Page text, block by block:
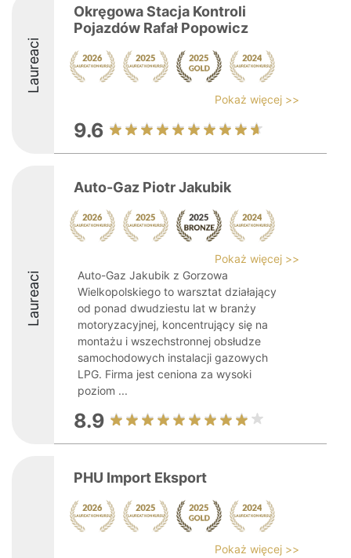
Laureaci
Okręgowa Stacja Kontroli
Pojazdów Rafał Popowicz
Pokaż więcej >>
9.6
Laureaci
Auto-Gaz Piotr Jakubik
Pokaż więcej >>
Auto-Gaz Jakubik z Gorzowa
Wielkopolskiego to warsztat działający
od ponad dwudziestu lat w branży
motoryzacyjnej, koncentrujący się na
montażu i wszechstronnej obsłudze
samochodowych instalacji gazowych
LPG. Firma jest ceniona za wysoki
poziom ...
8.9
PHU Import Eksport
Pokaż więcej >>